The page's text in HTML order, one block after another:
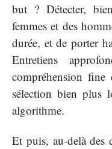
but ? Détecter,
femmes et des
durée, et de porter
Entretiens
compréhension
sélection bien plus
algorithme.
Et puis, au-delà des